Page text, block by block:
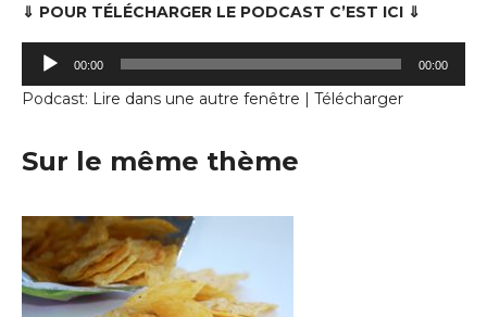
⇓ POUR TÉLÉCHARGER LE PODCAST C’EST ICI ⇓
Lecteur
audio
00:00 00:00
Podcast: Lire dans une autre fenêtre | Télécharger
Sur le même thème